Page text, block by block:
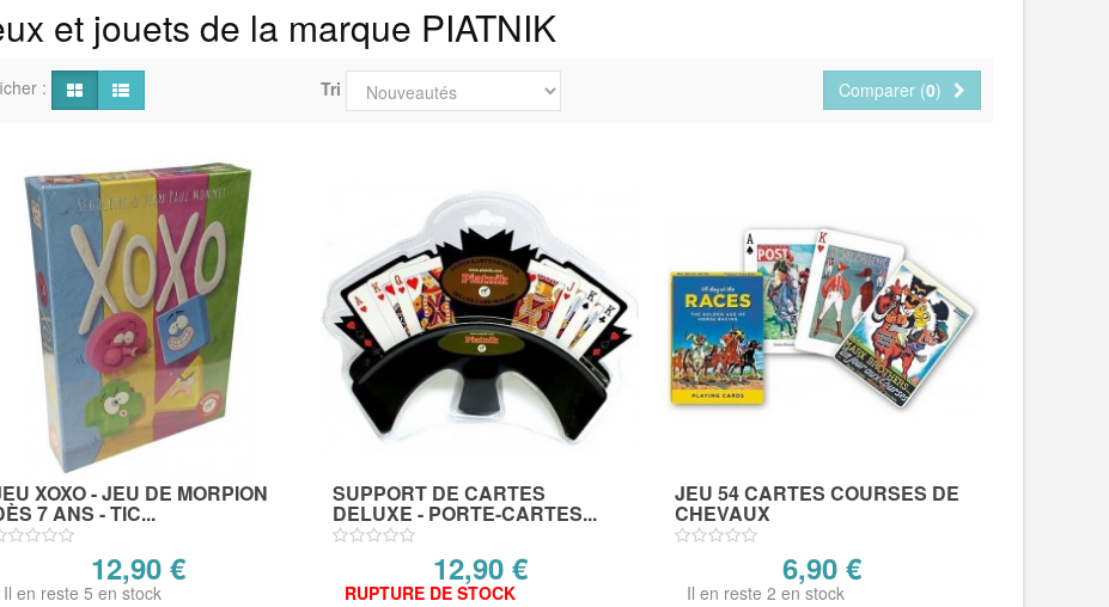
et jouets de la marque PIATNIK
: Tri Comparer (0)
XOXO - JEU DE MORPION
7 ANS - TIC...
12,90 €
Il en reste 5 en stock
SUPPORT DE CARTES
DELUXE - PORTE-CARTES...
12,90 €
RUPTURE DE STOCK
JEU 54 CARTES COURSES DE
CHEVAUX
6,90 €
Il en reste 2 en stock